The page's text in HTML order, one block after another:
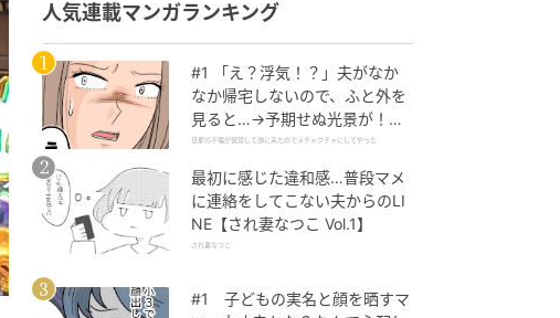
人気連載マンガランキング
#1 「え？浮気！？」夫がなか
なか帰宅しないので、ふと外を
見ると…→予期せぬ光景が！｜
旦那の不倫が発覚して頭に来た
旦那の不倫が発覚して頭に来たのでメチャクチャにしてやった
最初に感じた違和感…普段マメ
に連絡をしてこない夫からのLI
NE【され妻なつこ Vol.1】
され妻なつこ
#1 子どもの実名と顔を晒すマ